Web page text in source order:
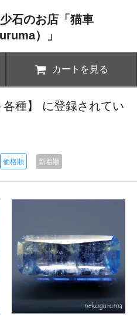
石のお店「猫車
）」
カートを見る
各種】 に登録されてい
価格順 新着順